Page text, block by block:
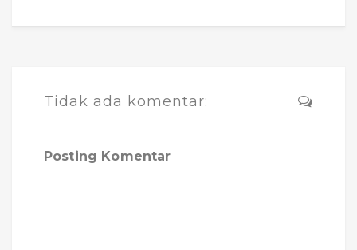
Tidak ada komentar:
Posting Komentar